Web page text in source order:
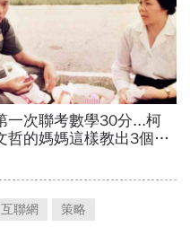
互聯網 策略